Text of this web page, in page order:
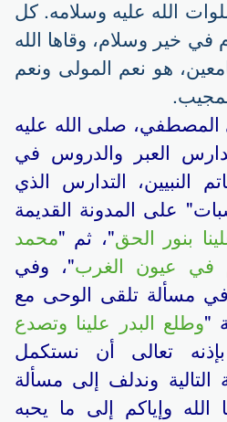
الله عليه وسلامه. كل
في خير وسلام، وقاها الله
هو نعم المولى ونعم
صلى الله عليه
العبر والدروس في
النبيين، التدارس الذي
على المدونة القديمة
بنور الحق"، ثم "محمد
في عيون الغرب"، وفي
في مسألة تلقى الوحى مع
"وطلع البدر علينا وتصدع
تعالى أن نستكمل
التالية وندلف إلى مسألة
الله وإياكم إلى ما يحبه